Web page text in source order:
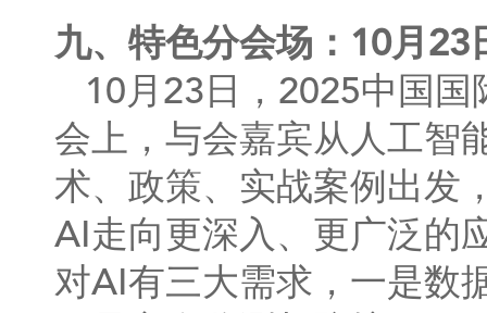
九、特色分会场：10月23
10月23日，2025中国
会上，与会嘉宾从人工智
术、政策、实战案例出发
AI走向更深入、更广泛的
对AI有三大需求，一是数